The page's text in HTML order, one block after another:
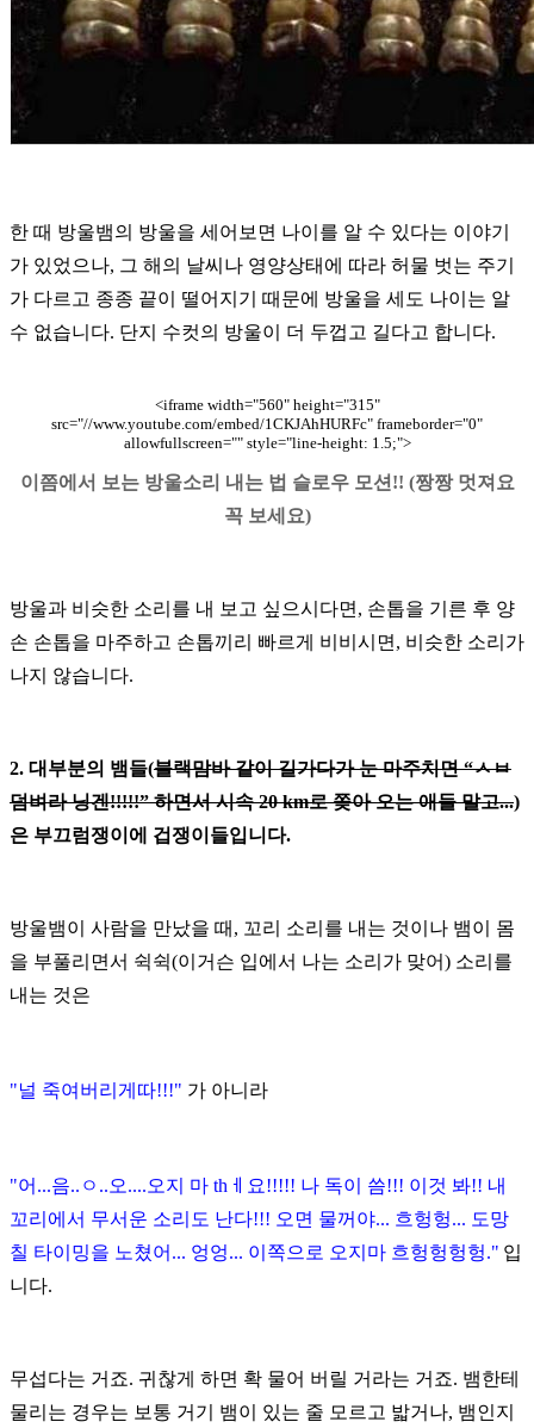
한 때 방울뱀의 방울을 세어보면 나이를 알 수 있다는 이야기
가 있었으나, 그 해의 날씨나 영양상태에 따라 허물 벗는 주기
가 다르고 종종 끝이 떨어지기 때문에 방울을 세도 나이는 알
수 없습니다. 단지 수컷의 방울이 더 두껍고 길다고 합니다.
<iframe width="560" height="315"
src="//www.youtube.com/embed/1CKJAhHURFc" frameborder="0"
allowfullscreen="" style="line-height: 1.5;">
이쯤에서 보는 방울소리 내는 법 슬로우 모션 !! (짱짱 멋져요
꼭 보세요)
방울과 비슷한 소리를 내 보고 싶으시다면 , 손톱을 기른 후 양
손 손톱을 마주하고 손톱끼리 빠르게 비비시면 , 비슷한 소리가
나지 않습니다.
2. 대부분의 뱀들(블랙맘바 같이 길가다가 눈 마주치면“ㅅㅂ
덤벼라 닝겐!!!!!”하면서 시속20 km로 쫒아 오는 애들 말고...)
은 부끄럼쟁이에 겁쟁이들입니다.
방울뱀이 사람을 만났을 때 , 꼬리 소리를 내는 것이나 뱀이 몸
을 부풀리면서 쉭쉭(이거슨 입에서 나는 소리가 맞어) 소리를
내는 것은
"널 죽여버리게따!!!" 가 아니라
"어 ...음.. ㅇ ..오....오지 마 th ㅔ요!!!!! 나 독이 씀!!! 이것 봐!! 내
꼬리에서 무서운 소리도 난다!!! 오면 물꺼야... 흐헝헝... 도망
칠 타이밍을 노쳤어 ... 엉엉... 이쪽으로 오지마 흐헝헝헝헝." 입
니다.
무섭다는 거죠. 귀찮게 하면 확 물어 버릴 거라는 거죠. 뱀한테
물리는 경우는 보통 거기 뱀이 있는 줄 모르고 밟거나, 뱀인지